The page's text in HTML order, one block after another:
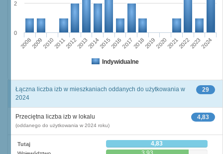
Indywidualne
20082009201020112012201320142015201620172018201920202021202220232024
0
2
29
Łączna liczba izb w mieszkaniach oddanych do użytkowania w
2024
4,83
Przeciętna liczba izb w lokalu
(oddanego do użytkowania w 2024 roku)
Tutaj 4,83